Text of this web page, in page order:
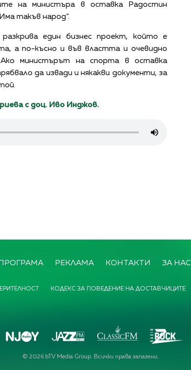
на министъра в оставка Радостин
такъв народ“.
един бизнес проект, който е
а по-късно и във властта и очевидно
Ако министърът на спорта в оставка
да извади и някакви документи, за
с доц. Иво Инджов.
ПРОГРАМА РЕКЛАМА КОНТАКТИ ЗА НАС
КОДЕКС ЗА ПОВЕДЕНИЕ НА ДОСТАВЧИЦИТЕ
© 2026bTV Media Group. Всички права запазени.